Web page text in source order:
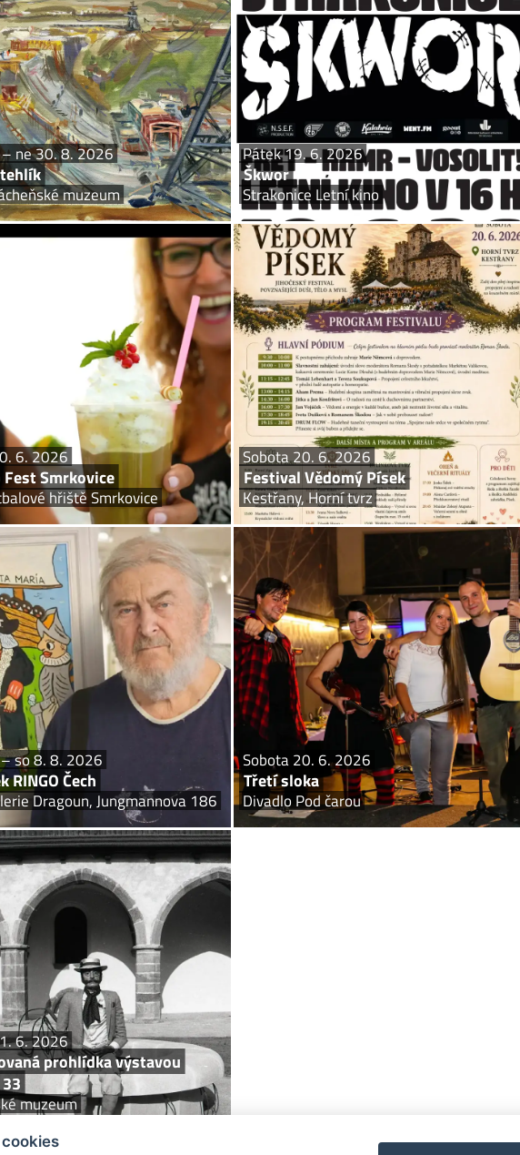
ne 30. 8. 2026
muzeum
reportáž o budování Orlické přehrady.
Vernisáž 18. 6. v 17 hodin
Pátek 19. 6. 2026
Škwor
Strakonice Letní kino
Zveme všechny fanoušky kapely ŠKWOR
z Jihočeského kraje a okolí na koncert roku
do Strakonic tento pátek 19. 6. 2026! Na vystoupení
zazní průřez celou dosavadní tvorbou. Na akci
se představí...
6. 2026
Smrkovice
hřiště Smrkovice
Sobota 20. 6. 2026
Palermo Fest Smrkovice
Písek, fotbalové hřiště Smrkovice
mejdan Připravte se na pořádnou
hudby a skvělé atmosféry! Palermo
Fest Smrkovice 2026, který se koná 20. 6.
2026 na hřišti ve Smrkovicích, je akcí, kterou
si nesmíte...
Sobota 20. 6. 2026
Festival Vědomý Písek
Kestřany, Horní tvrz
Sobota 20. 6. 2026
Festival Vědomý Písek
Kestřany, Horní tvrz
Jihočeský festival povznášející duši, tělo i mysl.
Festival Vědomý Písek se v roce 2026 uskuteční
v sobotu 20. června v jedinečném prostředí Horní
tvrze v Kestřanech a přilehlém parku, pouhých 7...
so 8. 8. 2026
RINGO Čech
Dragoun, Jungmannova 186
so 20. 6. – so 8. 8. 2026
František RINGO Čech
Galerie Dragoun, Jungmannova 186
Osobnost. František Ringo Čech a jeho
v Galerii Dragoun od 20. 6. do 8. 8.
Sobota 20. 6. 2026
Třetí sloka
Divadlo Pod čarou
Sobota 20. 6. 2026
Třetí sloka
Divadlo Pod čarou
Písecká folkové čtveřice s téměř výhradně vlastním
repertoárem, kvalitními texty a příjemným
vícehlasem. Vstupné: 200 Kč, KK 50 Kč, vstupenky
pouze na místě
6. 2026
prohlídka výstavou
muzeum
Neděle 21. 6. 2026
prohlídka výstavou Expozice
33
Prácheňské muzeum
výstavou Expozice 33 – 33 let od otevření
Prácheňského muzea. Rekonstrukce,
vznik nové expozice, evropské ocenění a...